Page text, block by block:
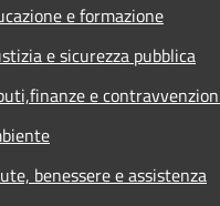
e formazione
e sicurezza pubblica
e
benessere e assistenza